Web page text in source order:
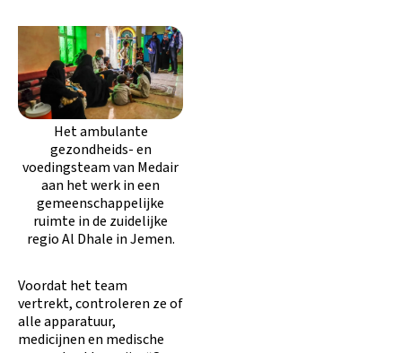
Het ambulante
gezondheids- en
voedingsteam van Medair
aan het werk in een
gemeenschappelijke
ruimte in de zuidelijke
regio Al Dhale in Jemen.
Voordat het team
vertrekt, controleren ze of
alle apparatuur,
medicijnen en medische